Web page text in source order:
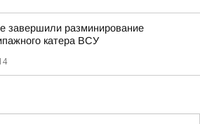
завершили разминирование
катера ВСУ